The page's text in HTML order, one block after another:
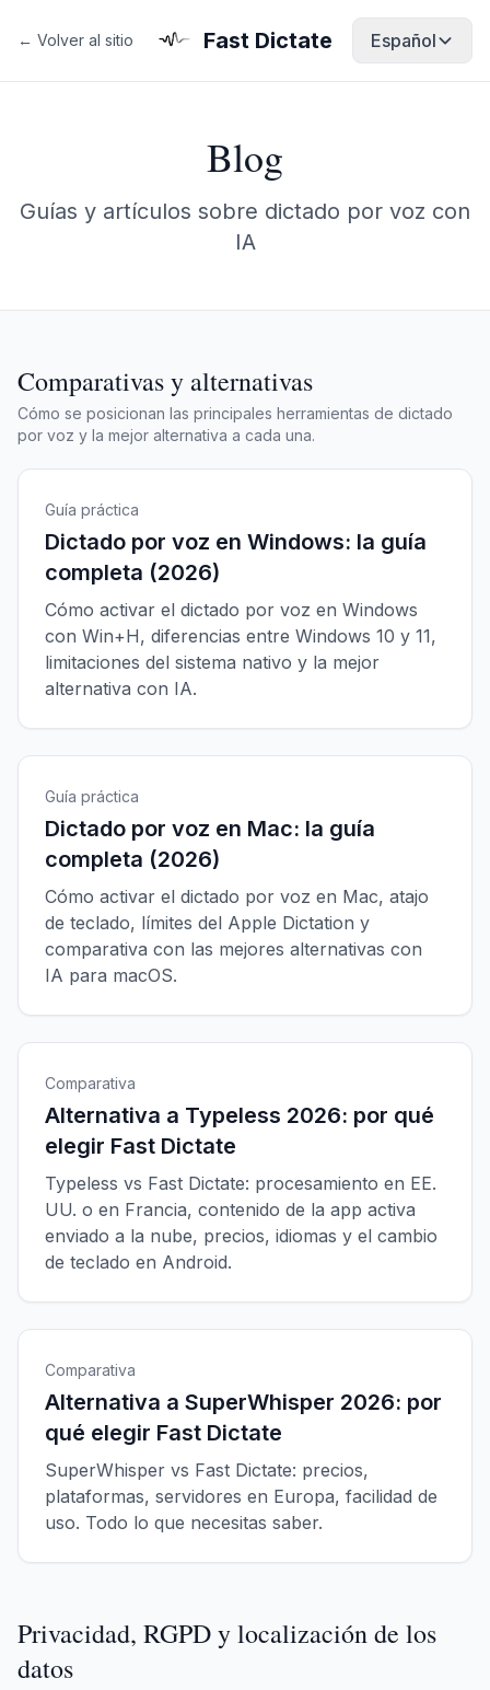
← Volver al sitio Fast Dictate Español
Blog
Guías y artículos sobre dictado por voz con
IA
Comparativas y alternativas
Cómo se posicionan las principales herramientas de dictado
por voz y la mejor alternativa a cada una.
Guía práctica
Dictado por voz en Windows: la guía
completa (2026)
Cómo activar el dictado por voz en Windows
con Win+H, diferencias entre Windows 10 y 11,
limitaciones del sistema nativo y la mejor
alternativa con IA.
Guía práctica
Dictado por voz en Mac: la guía
completa (2026)
Cómo activar el dictado por voz en Mac, atajo
de teclado, límites del Apple Dictation y
comparativa con las mejores alternativas con
IA para macOS.
Comparativa
Alternativa a Typeless 2026: por qué
elegir Fast Dictate
Typeless vs Fast Dictate: procesamiento en EE.
UU. o en Francia, contenido de la app activa
enviado a la nube, precios, idiomas y el cambio
de teclado en Android.
Comparativa
Alternativa a SuperWhisper 2026: por
qué elegir Fast Dictate
SuperWhisper vs Fast Dictate: precios,
plataformas, servidores en Europa, facilidad de
uso. Todo lo que necesitas saber.
Privacidad, RGPD y localización de los
datos